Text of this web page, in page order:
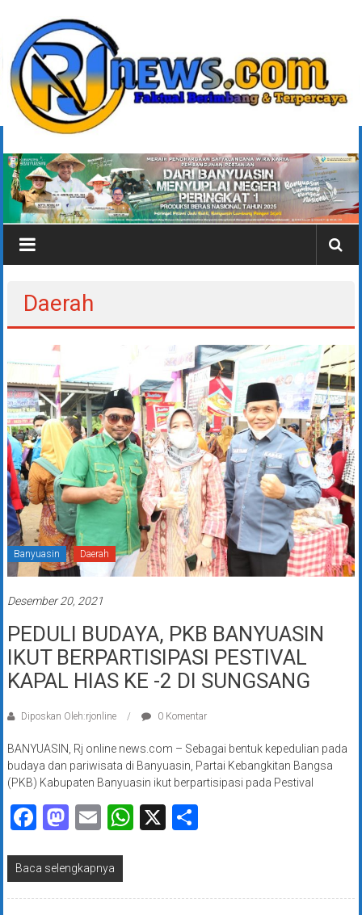
konten
rjonlinenews.com
Faktual
Berimbang
dan
Terpercaya
Daerah
Banyuasin Daerah
Desember 20, 2021
PEDULI BUDAYA, PKB BANYUASIN
IKUT BERPARTISIPASI PESTIVAL
KAPAL HIAS KE -2 DI SUNGSANG
Diposkan Oleh:rjonline 0 Komentar
BANYUASIN, Rj online news.com – Sebagai bentuk kepedulian pada
budaya dan pariwisata di Banyuasin, Partai Kebangkitan Bangsa
(PKB) Kabupaten Banyuasin ikut berpartisipasi pada Pestival
Facebook
Mastodon
EmailWhatsApp
X Share
Baca selengkapnya